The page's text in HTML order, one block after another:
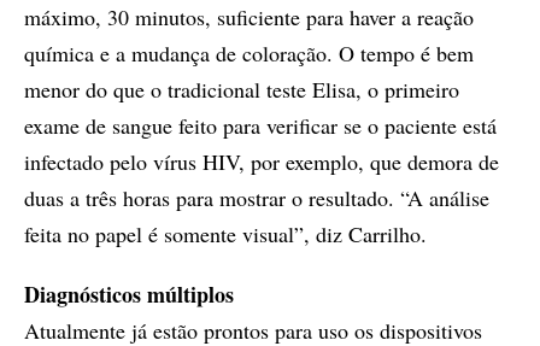
máximo, 30 minutos, suficiente para haver a reação
química e a mudança de coloração. O tempo é bem
menor do que o tradicional teste Elisa, o primeiro
exame de sangue feito para verificar se o paciente está
infectado pelo vírus HIV, por exemplo, que demora de
duas a três horas para mostrar o resultado. “A análise
feita no papel é somente visual”, diz Carrilho.
Diagnósticos múltiplos
Atualmente já estão prontos para uso os dispositivos